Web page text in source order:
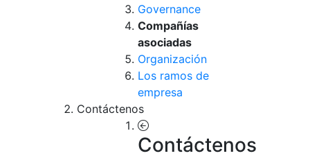
Governance
Compañías
asociadas
Organización
Los ramos de
empresa
Contáctenos
Contáctenos